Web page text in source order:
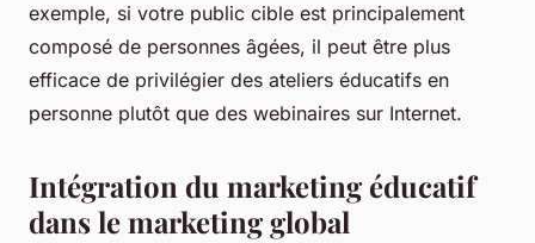
exemple, si votre public cible est principalement
composé de personnes âgées, il peut être plus
efficace de privilégier des ateliers éducatifs en
personne plutôt que des webinaires sur Internet.
Intégration du marketing éducatif
dans le marketing global